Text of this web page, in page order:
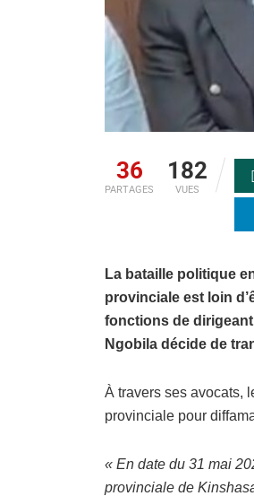
36
PARTAGES
182
VUES
La bataille politique
provinciale est loin
fonctions de dirigeant
Ngobila décide de
À travers ses avocats,
provinciale pour
« En date du 31 mai
provinciale de